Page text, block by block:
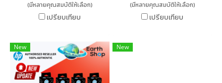
(มีหลายคุณสมบัติให้เลือก)
เปรียบเทียบ
(มีหลายคุณสมบัติให้เลือก)
เปรียบเทียบ
New New